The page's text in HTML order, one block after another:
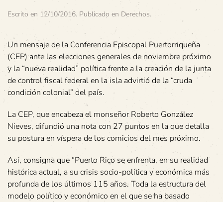
Escrito en 12/10/2016. Publicado en Derechos.
Un mensaje de la Conferencia Episcopal Puertorriqueña
(CEP) ante las elecciones generales de noviembre próximo
y la “nueva realidad” política frente a la creación de la junta
de control fiscal federal en la isla advirtió de la “cruda
condición colonial” del país.
La CEP, que encabeza el monseñor Roberto González
Nieves, difundió una nota con 27 puntos en la que detalla
su postura en víspera de los comicios del mes próximo.
Así, consigna que “Puerto Rico se enfrenta, en su realidad
histórica actual, a su crisis socio-política y económica más
profunda de los últimos 115 años. Toda la estructura del
modelo político y económico en el que se ha basado